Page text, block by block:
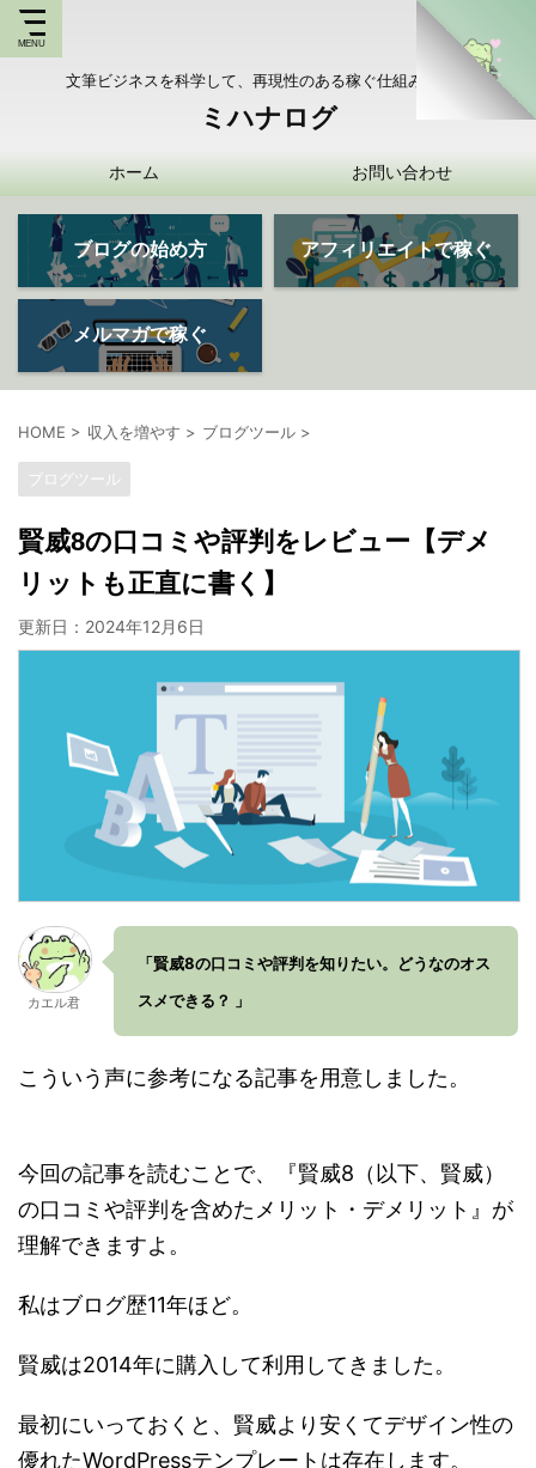
文筆ビジネスを科学して、再現性のある稼ぐ仕組みを持つ
ミハナログ
ホーム お問い合わせ
ブログの始め方 アフィリエイトで稼ぐ
メルマガで稼ぐ
HOME > 収入を増やす > ブログツール >
ブログツール
賢威8の口コミや評判をレビュー【デメ
リットも正直に書く】
更新日： 2024年12月6日
カエル君
「賢威8の口コミや評判を知りたい。どうなのオス
スメできる？ 」
こういう声に参考になる記事を用意しました。
今回の記事を読むことで、『賢威8（以下、賢威）
の口コミや評判を含めたメリット・デメリット』が
理解できますよ。
私はブログ歴11年ほど。
賢威は2014年に購入して利用してきました。
最初にいっておくと、賢威より安くてデザイン性の
優れたWordPressテンプレートは存在します。